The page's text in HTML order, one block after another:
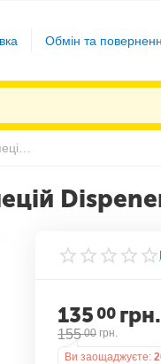
Обмін та
135 00 грн.
155 00 грн.
Ви заощаджуєте: